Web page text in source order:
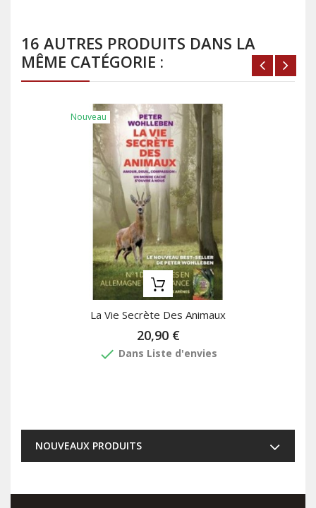
16 AUTRES PRODUITS DANS LA
MÊME CATÉGORIE :
Nouveau
La Vie Secrète Des Animaux
20,90 €
done Dans Liste d'envies
NOUVEAUX PRODUITS